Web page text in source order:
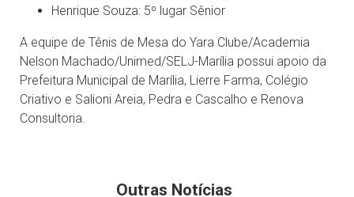
Henrique Souza: 5⁰ lugar Sênior
A equipe de Tênis de Mesa do Yara Clube/Academia
Nelson Machado/Unimed/SELJ-Marília possui apoio da
Prefeitura Municipal de Marília, Lierre Farma, Colégio
Criativo e Salioni Areia, Pedra e Cascalho e Renova
Consultoria.
Outras Notícias